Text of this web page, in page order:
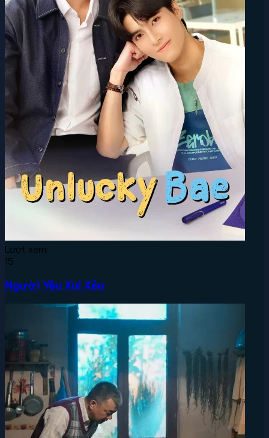
Lượt xem:
15
Người Yêu Xui Xẻo